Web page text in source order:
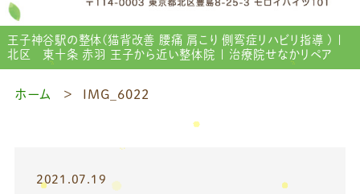
王子神谷駅の整体(猫背改善 腰痛 肩こり 側弯症リハビリ指導 ) |
北区 東十条 赤羽 王子から近い整体院 | 治療院せなかリペア
ホーム IMG_6022
2021.07.19